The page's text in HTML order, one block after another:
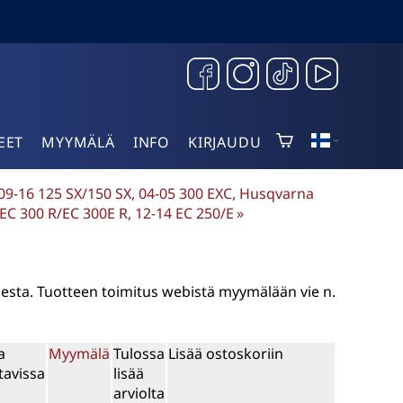
MYYMÄLÄ INFO KIRJAUDU
16 125 SX/150 SX, 04-05 300 EXC, Husqvarna
300 R/EC 300E R, 12-14 EC 250/E‪»
Tuotteen toimitus webistä myymälään vie n.
Myymälä Tulossa
lisää
arviolta
Lisää ostoskoriin